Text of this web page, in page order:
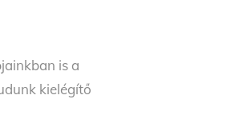
is a
kielégítő